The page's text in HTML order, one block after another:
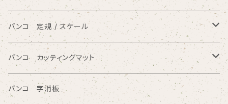
アルファベット入りテンプレート定規
円/楕円/アール入りテンプレート定規
三角形/四角形/五角形/多角形入りテンプレート定規
バンコ ルーラースリム（定規型）
バンコ ノートブックテンプレート（はがきサイズ）
バンコ 定規 / スケール
方眼カッティング定規
直定規
バンコ カッティングマット
ポリエチレン系樹脂（PVC）
バンコ 字消板